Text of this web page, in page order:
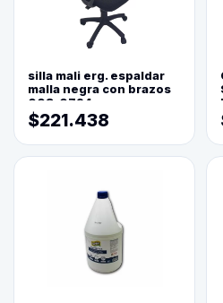
silla mali erg. espaldar
malla negra con brazos
003-0794
$221.438